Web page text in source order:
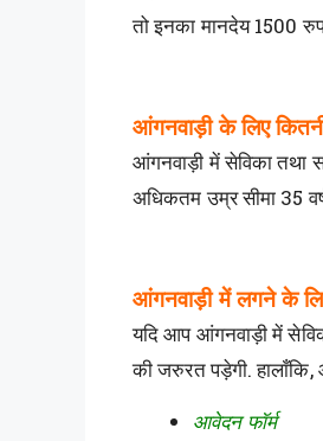
तो इनका मानदेय 1500
आंगनवाड़ी के लिए
आंगनवाड़ी में सेविका तथा
अधिकतम उम्र सीमा 35
आंगनवाड़ी में लगने के
यदि आप आंगनवाड़ी में
की जरुरत पड़ेगी.
आवेदन फॉर्म